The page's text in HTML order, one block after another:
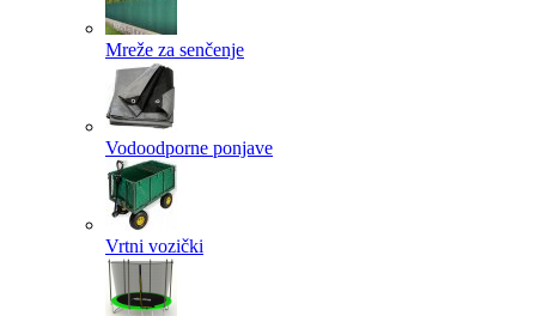
Mreže za senčenje
Vodoodporne ponjave
Vrtni vozički